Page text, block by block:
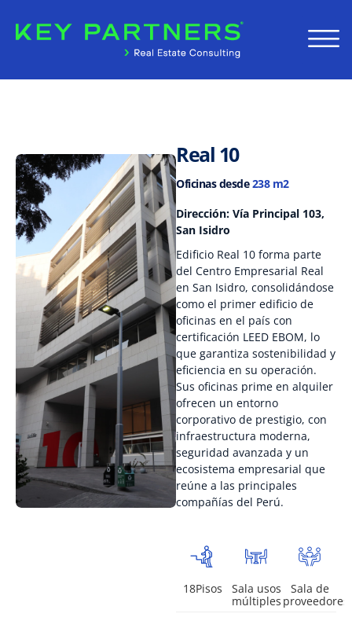
Real 10
Oficinas desde238 m2
Dirección: Vía Principal 103,
San Isidro
Edificio Real 10 forma parte
del Centro Empresarial Real
en San Isidro, consolidándose
como el primer edificio de
oficinas en el país con
certificación LEED EBOM, lo
que garantiza sostenibilidad y
eficiencia en su operación.
Sus oficinas prime en alquiler
ofrecen un entorno
corporativo de prestigio, con
infraestructura moderna,
seguridad avanzada y un
ecosistema empresarial que
reúne a las principales
compañías del Perú.
18Pisos
Sala usos
múltiples
Sala de
proveedores